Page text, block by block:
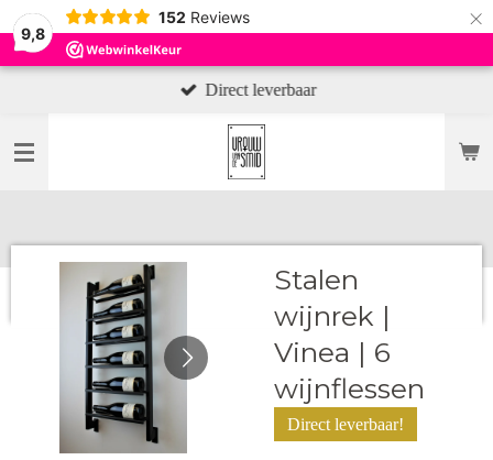
9,8
152 Reviews ×
Direct leverbaar
Stalen
wijnrek |
Vinea | 6
wijnflessen
Direct leverbaar!